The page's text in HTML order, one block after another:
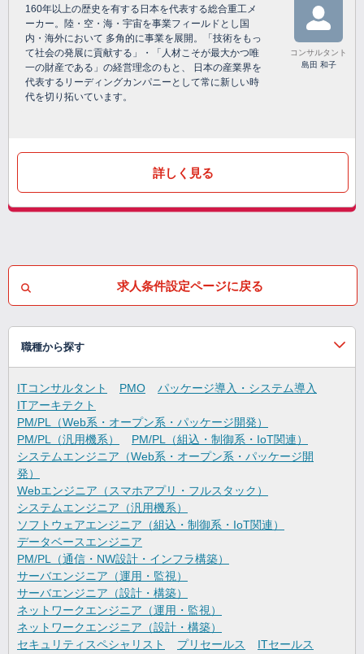
160年以上の歴史を有する日本を代表する総合重工メ
ーカー。陸・空・海・宇宙を事業フィールドとし国
内・海外において 多角的に事業を展開。「技術をもっ
て社会の発展に貢献する」・「人材こそが最大かつ唯
一の財産である」の経営理念のもと、 日本の産業界を
代表するリーディングカンパニーとして常に新しい時
代を切り拓いています。
コンサルタント
島田 和子
詳しく見る
求人条件設定ページに戻る
職種から探す
ITコンサルタント PMO
パッケージ導入・システム導入
ITアーキテクト
PM/PL（Web系・オープン系・パッケージ開発）
PM/PL（汎用機系）
PM/PL（組込・制御系・IoT関連）
システムエンジニア（Web系・オープン系・パッケージ開
発）
Webエンジニア（スマホアプリ・フルスタック）
システムエンジニア（汎用機系）
ソフトウェアエンジニア（組込・制御系・IoT関連）
データベースエンジニア
PM/PL（通信・NW設計・インフラ構築）
サーバエンジニア（運用・監視）
サーバエンジニア（設計・構築）
ネットワークエンジニア（運用・監視）
ネットワークエンジニア（設計・構築）
セキュリティスペシャリスト
プリセールス
ITセールス